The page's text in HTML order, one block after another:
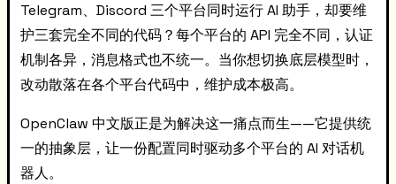
Telegram、Discord 三个平台同时运行 AI 助手，却要维
护三套完全不同的代码？每个平台的 API 完全不同，认证
机制各异，消息格式也不统一。当你想切换底层模型时，
改动散落在各个平台代码中，维护成本极高。
OpenClaw 中文版正是为解决这一痛点而生——它提供统
一的抽象层，让一份配置同时驱动多个平台的 AI 对话机
器人。